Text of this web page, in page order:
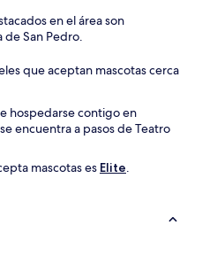
en el área son
de San Pedro.
que aceptan mascotas cerca
hospedarse contigo en
encuentra a pasos de Teatro
mascotas es Elite.